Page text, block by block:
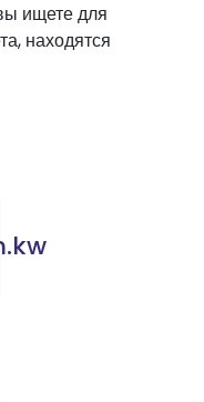
ищете для
находятся